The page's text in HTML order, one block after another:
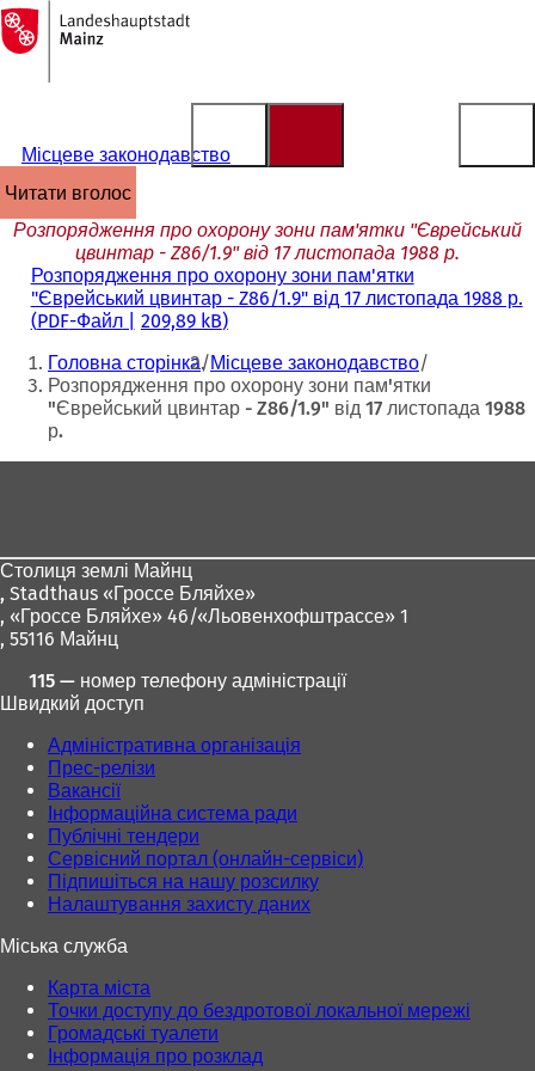
Перейти до змісту
На
головну
сторінку
Місцеве законодавство
читати вголос
Розпорядження про охорону зони пам'ятки "Єврейський
цвинтар - Z86/1.9" від 17 листопада 1988 р.
Розпорядження про охорону зони пам'ятки
"Єврейський цвинтар - Z86/1.9" від 17 листопада 1988 р.
PDF-Файл 209,89 kB
Ти
тут:
Головна сторінка Місцеве законодавство
Розпорядження про охорону зони пам'ятки
"Єврейський цвинтар - Z86/1.9" від 17 листопада 1988
р.
Столиця землі Майнц
, Stadthaus «Гроссе Бляйхе»
, «Гроссе Бляйхе» 46/«Льовенхофштрассе» 1
, 55116 Майнц
115 — номер телефону адміністрації
Швидкий доступ
Адміністративна організація
Прес-релізи
Вакансії
Інформаційна система ради
Публічні тендери
Сервісний портал (онлайн-сервіси)
Підпишіться на нашу розсилку
Налаштування захисту даних
Міська служба
Карта міста
Точки доступу до бездротової локальної мережі
Громадські туалети
Інформація про розклад